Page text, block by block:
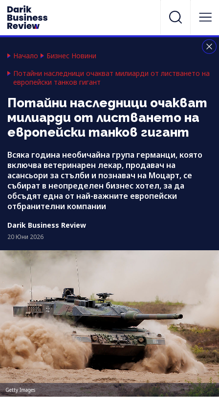
Начало
Бизнес Новини
Потайни наследници очакват милиарди от листването на
европейски танков гигант
Потайни наследници очакват
милиарди от листването на
европейски танков гигант
Всяка година необичайна група германци, която
включва ветеринарен лекар, продавач на
асансьори за стълби и познавач на Моцарт, се
събират в неопределен бизнес хотел, за да
обсъдят една от най-важните европейски
отбранителни компании
Darik Business Review
20 Юни 2026
Getty Images